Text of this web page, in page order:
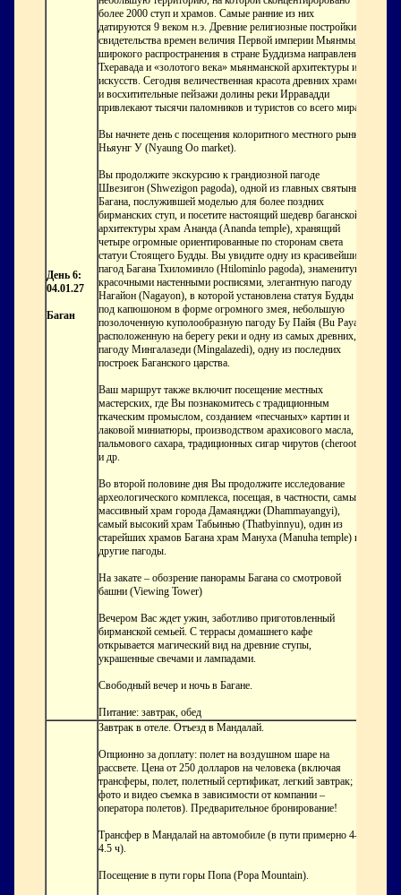
День 6:
04.01.27
Баган
более 2000 ступ и храмов. Самые ранние из них
датируются 9 веком н.э. Древние религиозные постройки –
свидетельства времен величия Первой империи Мьянмы,
широкого распространения в стране Буддизма направления
Тхеравада и «золотого века» мьянманской архитектуры и
искусств. Сегодня величественная красота древних храмов
и восхитительные пейзажи долины реки Ирравадди
привлекают тысячи паломников и туристов со всего мира.
Вы начнете день с посещения колоритного местного рынка
Ньяунг У (Nyaung Oo market).
Вы продолжите экскурсию к грандиозной пагоде
Швезигон (Shwezigon pagoda), одной из главных святынь
Багана, послужившей моделью для более поздних
бирманских ступ, и посетите настоящий шедевр баганской
архитектуры храм Ананда (Ananda temple), хранящий
четыре огромные ориентированные по сторонам света
статуи Cтоящего Будды. Вы увидите одну из красивейших
пагод Багана Тхиломинло (Htilominlo pagoda), знаменитую
красочными настенными росписями, элегантную пагоду
Нагайон (Nagayon), в которой установлена статуя Будды
под капюшоном в форме огромного змея, небольшую
позолоченную куполообразную пагоду Бу Пайя (Bu Paya),
расположенную на берегу реки и одну из самых древних, и
пагоду Мингалазеди (Mingalazedi), одну из последних
построек Баганского царства.
Ваш маршрут также включит посещение местных
мастерских, где Вы познакомитесь с традиционным
ткаческим промыслом, созданием «песчаных» картин и
лаковой миниатюры, производством арахисового масла,
пальмового сахара, традиционных сигар чирутов (cheroot)
и др.
Во второй половине дня Вы продолжите исследование
археологического комплекса, посещая, в частности, самый
массивный храм города Дамаянджи (Dhammayangyi),
самый высокий храм Табьинью (Thatbyinnyu), один из
старейших храмов Багана храм Мануха (Manuha temple) и
другие пагоды.
На закате – обозрение панорамы Багана со смотровой
башни (Viewing Tower)
Вечером Вас ждет ужин, заботливо приготовленный
бирманской семьей. С террасы домашнего кафе
открывается магический вид на древние ступы,
украшенные свечами и лампадами.
Свободный вечер и ночь в Багане.
Питание: завтрак, обед
Завтрак в отеле. Отъезд в Мандалай.
Опционно за доплату: полет на воздушном шаре на
рассвете. Цена от 250 долларов на человека (включая
трансферы, полет, полетный сертификат, легкий завтрак;
фото и видео съемка в зависимости от компании –
оператора полетов). Предварительное бронирование!
Трансфер в Мандалай на автомобиле (в пути примерно 4-
4.5 ч).
Посещение в пути горы Попа (Popa Mountain).